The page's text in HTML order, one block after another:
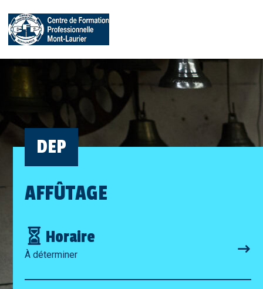
DEP
AFFÛTAGE
Horaire
À déterminer